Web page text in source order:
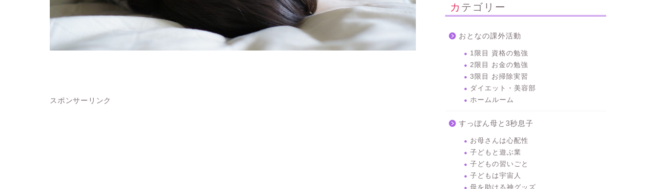
スポンサーリンク
カテゴリー
おとなの課外活動
1限目 資格の勉強
2限目 お金の勉強
3限目 お掃除実習
ダイエット・美容部
ホームルーム
すっぽん母と3秒息子
お母さんは心配性
子どもと遊ぶ業
子どもの習いごと
子どもは宇宙人
母を助ける神グッズ